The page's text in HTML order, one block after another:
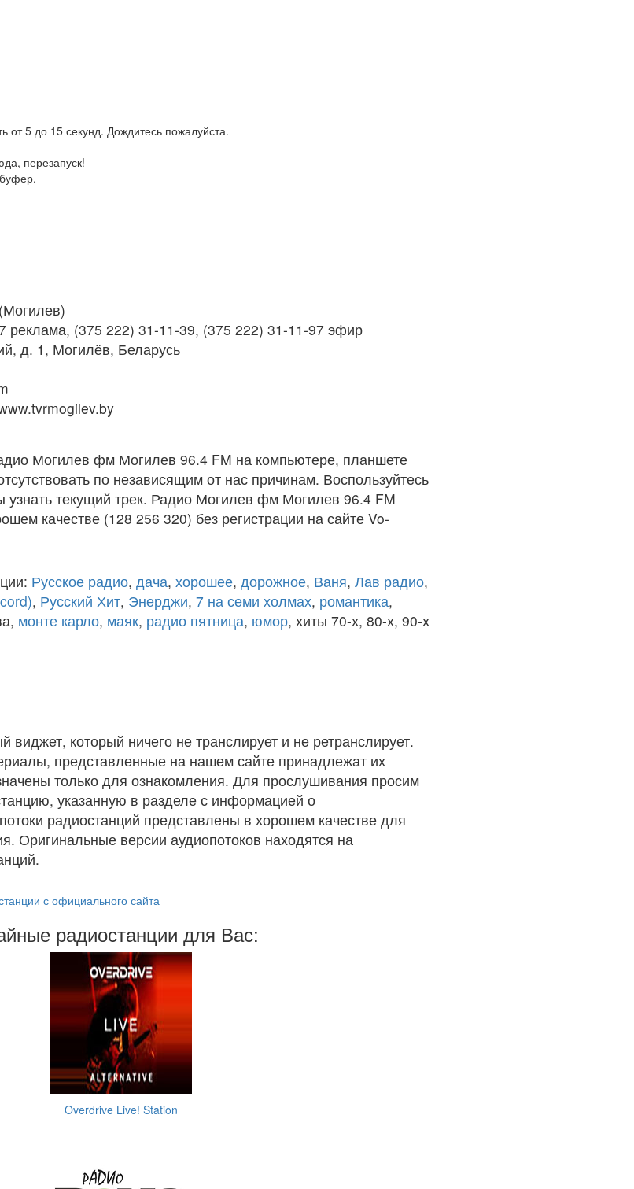
от 5 до 15 секунд. Дождитесь пожалуйста.
перезапуск!
реклама, (375 222) 31-11-39, (375 222) 31-11-97 эфир
д. 1, Могилёв, Беларусь
Могилев фм Могилев 96.4 FM на компьютере, планшете
по независящим от нас причинам. Воспользуйтесь
узнать текущий трек. Радио Могилев фм Могилев 96.4 FM
качестве (128 256 320) без регистрации на сайте Vo-
Русское радио, дача, хорошее, дорожное, Ваня, Лав радио,
, Русский Хит, Энерджи, 7 на семи холмах, романтика,
монте карло, маяк, радио пятница, юмор, хиты 70-х, 80-х, 90-х
виджет, который ничего не транслирует и не ретранслирует.
представленные на нашем сайте принадлежат их
только для ознакомления. Для прослушивания просим
указанную в разделе с информацией о
радиостанций представлены в хорошем качестве для
Оригинальные версии аудиопотоков находятся на
с официального сайта
радиостанции для Вас:
Overdrive Live! Station